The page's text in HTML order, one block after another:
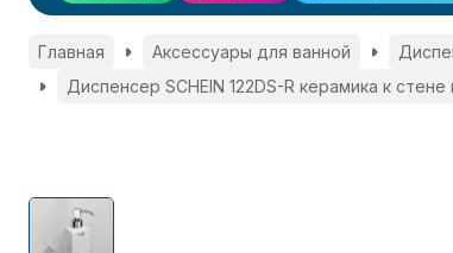
Главная Аксессуары для ванной
Диспенсер SCHEIN 122DS-R керамика к